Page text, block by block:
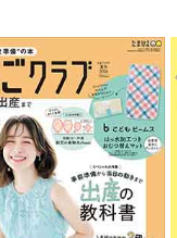
言葉にしてあげ
りもコロナ禍の生活
ナ禍が長引いている
るのではないでしょ